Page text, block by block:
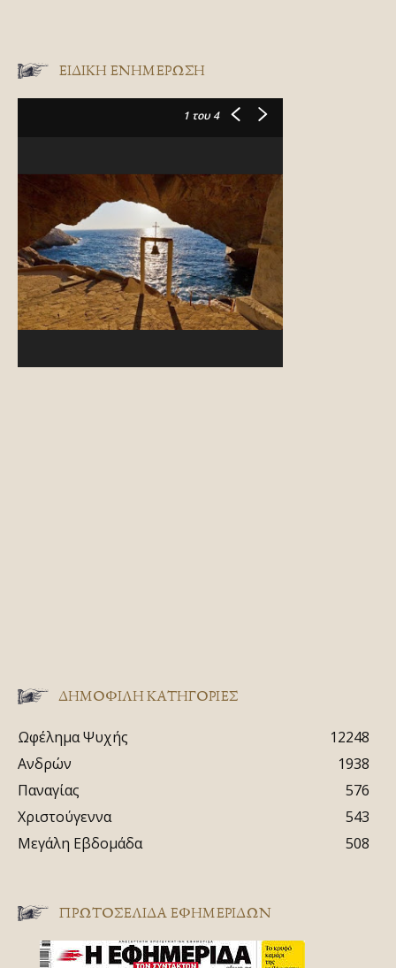
ΕΙΔΙΚΉ ΕΝΗΜΈΡΩΣΗ
1 του 4
ΔΗΜΟΦΙΛΗ ΚΑΤΗΓΟΡΙΕΣ
Ωφέλημα Ψυχής
12248
Ανδρών
1938
Παναγίας
576
Χριστούγεννα
543
Μεγάλη Εβδομάδα
508
ΠΡΩΤΟΣΈΛΙΔΑ ΕΦΗΜΕΡΊΔΩΝ